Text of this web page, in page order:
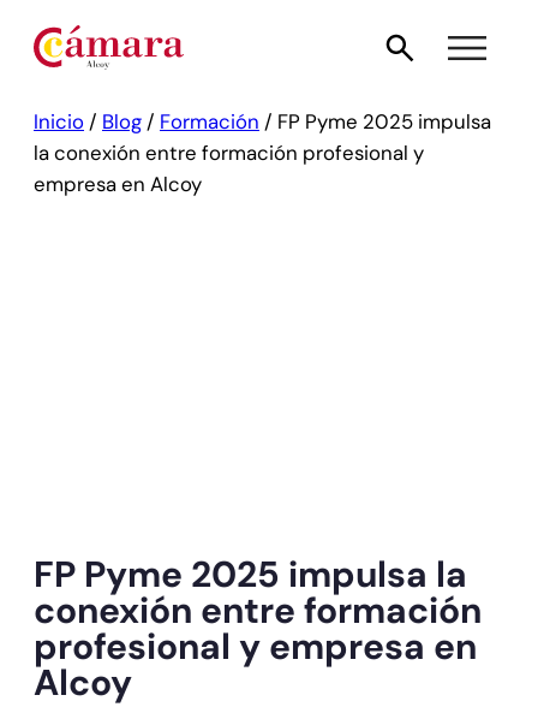
Inicio / Blog / Formación / FP Pyme 2025 impulsa
la conexión entre formación profesional y
empresa en Alcoy
FP Pyme 2025 impulsa la
conexión entre formación
profesional y empresa en
Alcoy